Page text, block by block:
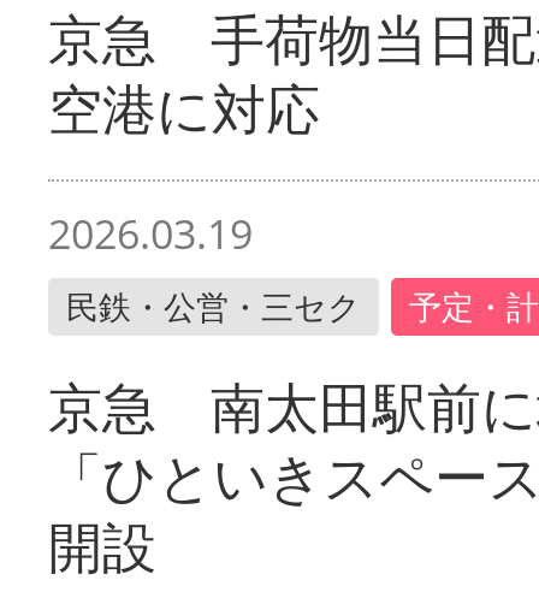
京急 手荷物当日
空港に対応
2026.03.19
民鉄・公営・三セク 予定・
京急 南太田駅前
「ひといきスペー
開設